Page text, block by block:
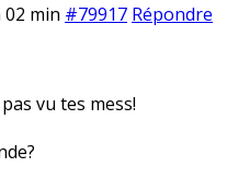
02 min #79917 Répondre
vu tes mess!